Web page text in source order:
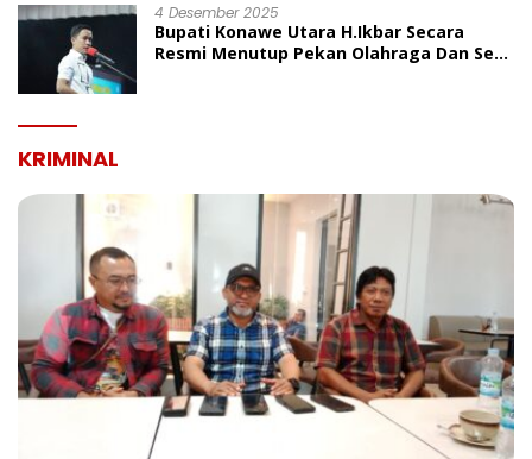
4 Desember 2025
Bupati Konawe Utara H.Ikbar Secara
Resmi Menutup Pekan Olahraga Dan Seni
KRIMINAL